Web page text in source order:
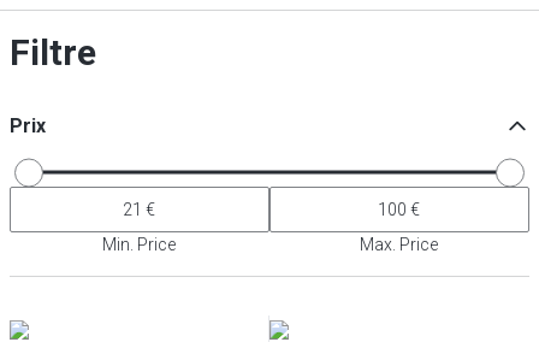
Filtre
Prix
Min. Price Max. Price